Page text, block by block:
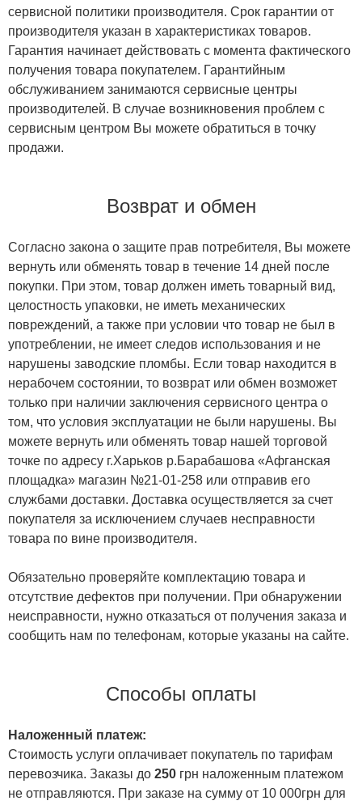
сервисной политики производителя. Срок гарантии от
производителя указан в характеристиках товаров.
Гарантия начинает действовать с момента фактического
получения товара покупателем. Гарантийным
обслуживанием занимаются сервисные центры
производителей. В случае возникновения проблем с
сервисным центром Вы можете обратиться в точку
продажи.
Возврат и обмен
Согласно закона о защите прав потребителя, Вы можете
вернуть или обменять товар в течение 14 дней после
покупки. При этом, товар должен иметь товарный вид,
целостность упаковки, не иметь механических
повреждений, а также при условии что товар не был в
употреблении, не имеет следов использования и не
нарушены заводские пломбы. Если товар находится в
нерабочем состоянии, то возврат или обмен возможет
только при наличии заключения сервисного центра о
том, что условия эксплуатации не были нарушены. Вы
можете вернуть или обменять товар нашей торговой
точке по адресу г.Харьков р.Барабашова «Афганская
площадка» магазин №21-01-258 или отправив его
службами доставки. Доставка осуществляется за счет
покупателя за исключением случаев несправности
товара по вине производителя.
Обязательно проверяйте комплектацию товара и
отсутствие дефектов при получении. При обнаружении
неисправности, нужно отказаться от получения заказа и
сообщить нам по телефонам, которые указаны на сайте.
Способы оплаты
Наложенный платеж:
Стоимость услуги оплачивает покупатель по тарифам
перевозчика. Заказы до 250 грн наложенным платежом
не отправляются. При заказе на сумму от 10 000грн для